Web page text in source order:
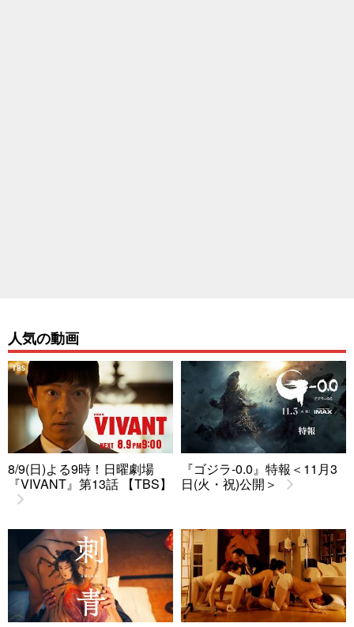
人気の動画
8/9(日)よる9時！日曜劇場
『VIVANT』第13話 【TBS】
『ゴジラ-0.0』特報＜11月3
日(火・祝)公開＞